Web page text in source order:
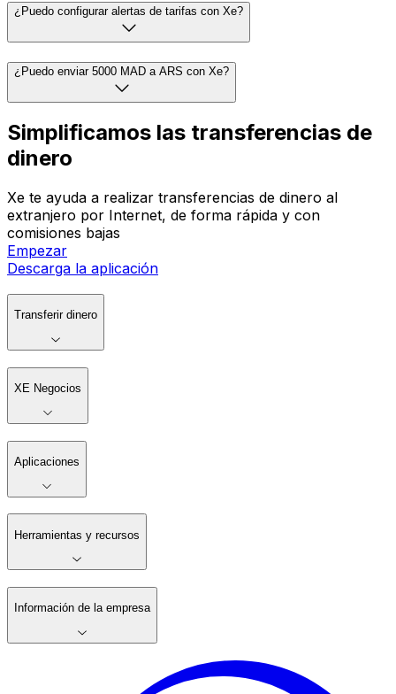
¿Puedo configurar alertas de tarifas con Xe?
¿Puedo enviar 5000 MAD a ARS con Xe?
Simplificamos las transferencias de
dinero
Xe te ayuda a realizar transferencias de dinero al
extranjero por Internet, de forma rápida y con
comisiones bajas
Empezar
Descarga la aplicación
Transferir dinero
XE Negocios
Aplicaciones
Herramientas y recursos
Información de la empresa